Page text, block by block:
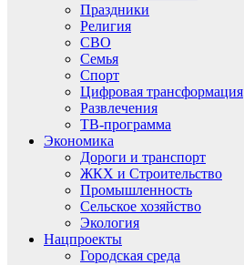
Праздники
Религия
СВО
Семья
Спорт
Цифровая трансформация
Развлечения
ТВ-программа
Экономика
Дороги и транспорт
ЖКХ и Строительство
Промышленность
Сельское хозяйство
Экология
Нацпроекты
Городская среда